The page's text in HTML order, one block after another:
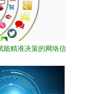
能精准决策的网络信